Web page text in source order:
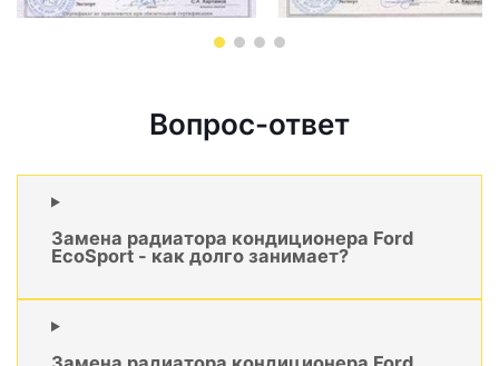
Вопрос-ответ
Замена радиатора кондиционера Ford
EcoSport - как долго занимает?